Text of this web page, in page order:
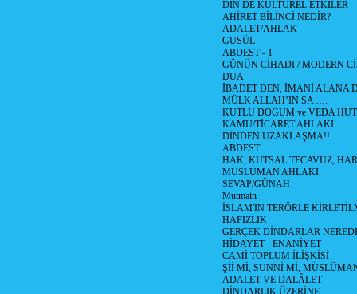
DİN DE KÜLTÜREL ETKİLER
AHİRET BİLİNCİ NEDİR?
ADALET/AHLAK
GUSÜL
ABDEST - 1
GÜNÜN CİHADI / MODERN
DUA
İBADET DEN, İMANİ ALANA
MÜLK ALLAH’IN SA ….
KUTLU DOGUM ve VEDA
KAMU/TİCARET AHLAKI
DİNDEN UZAKLAŞMA!!
ABDEST
HAK, KUTSAL TECAVÜZ,
MÜSLÜMAN AHLAKI
SEVAP/GÜNAH
Mutmain
İSLAM'IN TERÖRLE
HAFIZLIK
GERÇEK DİNDARLAR
HİDAYET - ENANİYET
CAMİ TOPLUM İLİŞKİSİ
Şİİ Mİ, SUNNİ Mİ,
ADALET VE DALÂLET
DİNDARLIK ÜZERİNE